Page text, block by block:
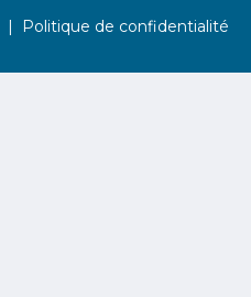
Politique de confidentialité